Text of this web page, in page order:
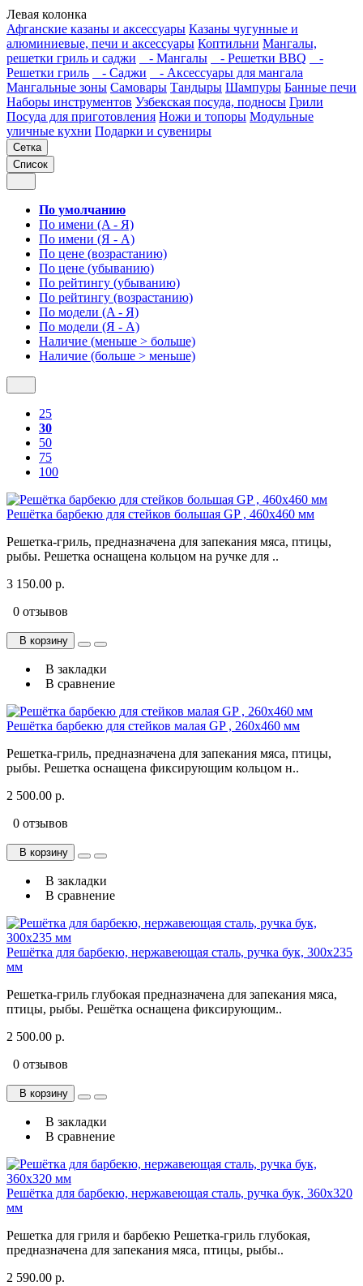
Левая колонка
Афганские казаны и аксессуары Казаны чугунные и
алюминиевые, печи и аксессуары Коптильни Мангалы,
решетки гриль и саджи
- Мангалы - Решетки BBQ
-
Решетки гриль
- Саджи
- Аксессуары для мангала
Мангальные зоны Самовары Тандыры Шампуры Банные печи
Наборы инструментов Узбекская посуда, подносы Грили
Посуда для приготовления Ножи и топоры Модульные
уличные кухни Подарки и сувениры
Сетка
Список
По умолчанию
По имени (A - Я)
По имени (Я - A)
По цене (возрастанию)
По цене (убыванию)
По рейтингу (убыванию)
По рейтингу (возрастанию)
По модели (A - Я)
По модели (Я - A)
Наличие (меньше > больше)
Наличие (больше > меньше)
25
30
50
75
100
Решётка барбекю для стейков большая GP , 460х460 мм
Решетка-гриль, предназначена для запекания мяса, птицы,
рыбы. Решетка оснащена кольцом на ручке для ..
3 150.00 р.
0 отзывов
В корзину
В закладки
В сравнение
Решётка барбекю для стейков малая GP , 260х460 мм
Решетка-гриль, предназначена для запекания мяса, птицы,
рыбы. Решетка оснащена фиксирующим кольцом н..
2 500.00 р.
0 отзывов
В корзину
В закладки
В сравнение
Решётка для барбекю, нержавеющая сталь, ручка бук, 300х235
мм
Рeшeткa-гpиль глубокая предназначена для запекания мяса,
птицы, рыбы. Решётка оснащена фиксирующим..
2 500.00 р.
0 отзывов
В корзину
В закладки
В сравнение
Решётка для барбекю, нержавеющая сталь, ручка бук, 360х320
мм
Решетка для гриля и барбекю Решетка-гриль глубокая,
предназначена для запекания мяса, птицы, рыбы..
2 590.00 р.